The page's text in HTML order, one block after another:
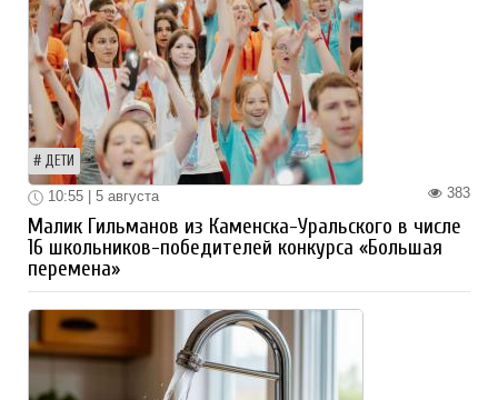
ДЕТИ
383
10:55 | 5 августа
Малик Гильманов из Каменска-Уральского в числе
16 школьников-победителей конкурса «Большая
перемена»